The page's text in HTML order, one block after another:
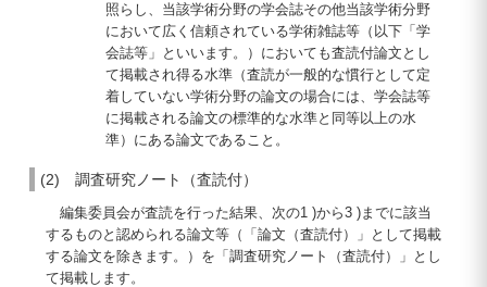
照らし、当該学術分野の学会誌その他当該学術分野
において広く信頼されている学術雑誌等（以下「学
会誌等」といいます。）においても査読付論文とし
て掲載され得る水準（査読が一般的な慣行として定
着していない学術分野の論文の場合には、学会誌等
に掲載される論文の標準的な水準と同等以上の水
準）にある論文であること。
(2) 調査研究ノート（査読付）
編集委員会が査読を行った結果、次の1 )から3 )までに該当
するものと認められる論文等（「論文（査読付）」として掲載
する論文を除きます。）を「調査研究ノート（査読付）」とし
て掲載します。